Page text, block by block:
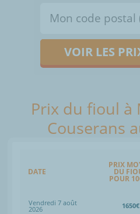
VOIR LES
Prix du fioul à
Couserans
DATE
PRIX
DU
POUR
Vendredi 7 août
2026 1650€